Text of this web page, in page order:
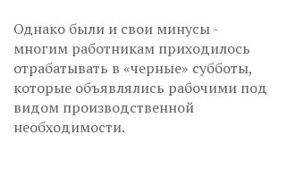
Однако были и свои минусы -
многим работникам приходилось
отрабатывать в «черные» субботы,
которые объявлялись рабочими под
видом производственной
необходимости.